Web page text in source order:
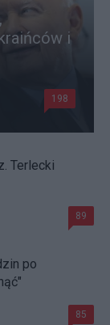
i
198
Terlecki
89
po
85